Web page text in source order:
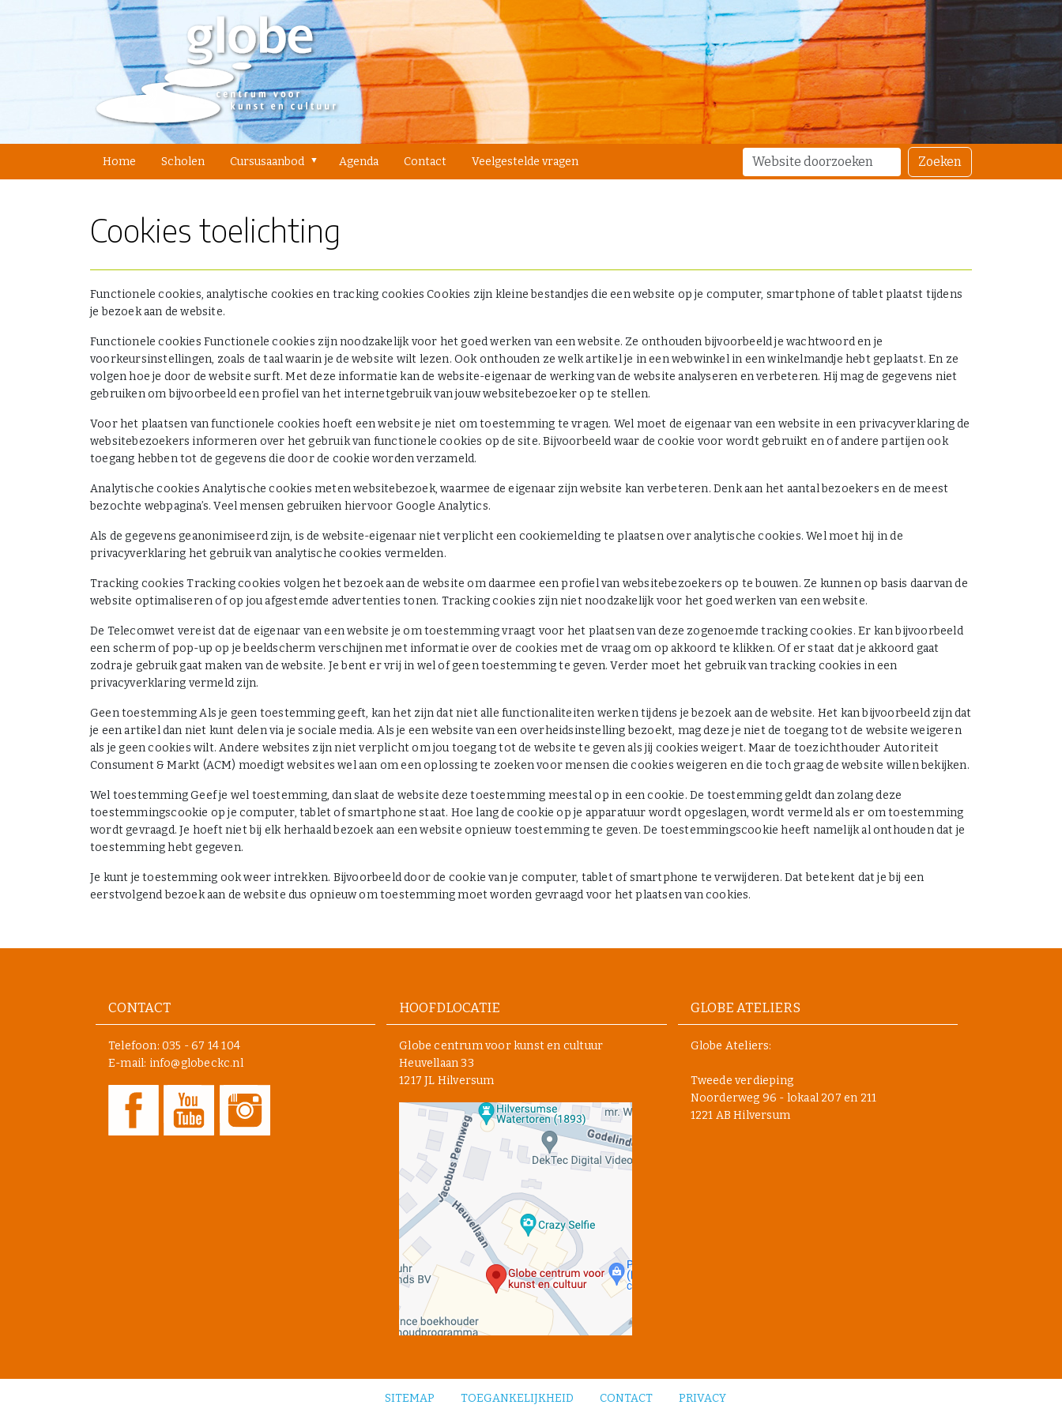
Home Scholen Cursusaanbod Agenda Contact Veelgestelde vragen
Zoek Zoeken
Geavanceerd
zoeken...
Cookies toelichting
Functionele cookies, analytische cookies en tracking cookies Cookies zijn kleine bestandjes die een website op je computer, smartphone of tablet plaatst tijdens
je bezoek aan de website.
Functionele cookies Functionele cookies zijn noodzakelijk voor het goed werken van een website. Ze onthouden bijvoorbeeld je wachtwoord en je
voorkeursinstellingen, zoals de taal waarin je de website wilt lezen. Ook onthouden ze welk artikel je in een webwinkel in een winkelmandje hebt geplaatst. En ze
volgen hoe je door de website surft. Met deze informatie kan de website-eigenaar de werking van de website analyseren en verbeteren. Hij mag de gegevens niet
gebruiken om bijvoorbeeld een profiel van het internetgebruik van jouw websitebezoeker op te stellen.
Voor het plaatsen van functionele cookies hoeft een website je niet om toestemming te vragen. Wel moet de eigenaar van een website in een privacyverklaring de
websitebezoekers informeren over het gebruik van functionele cookies op de site. Bijvoorbeeld waar de cookie voor wordt gebruikt en of andere partijen ook
toegang hebben tot de gegevens die door de cookie worden verzameld.
Analytische cookies Analytische cookies meten websitebezoek, waarmee de eigenaar zijn website kan verbeteren. Denk aan het aantal bezoekers en de meest
bezochte webpagina’s. Veel mensen gebruiken hiervoor Google Analytics.
Als de gegevens geanonimiseerd zijn, is de website-eigenaar niet verplicht een cookiemelding te plaatsen over analytische cookies. Wel moet hij in de
privacyverklaring het gebruik van analytische cookies vermelden.
Tracking cookies Tracking cookies volgen het bezoek aan de website om daarmee een profiel van websitebezoekers op te bouwen. Ze kunnen op basis daarvan de
website optimaliseren of op jou afgestemde advertenties tonen. Tracking cookies zijn niet noodzakelijk voor het goed werken van een website.
De Telecomwet vereist dat de eigenaar van een website je om toestemming vraagt voor het plaatsen van deze zogenoemde tracking cookies. Er kan bijvoorbeeld
een scherm of pop-up op je beeldscherm verschijnen met informatie over de cookies met de vraag om op akkoord te klikken. Of er staat dat je akkoord gaat
zodra je gebruik gaat maken van de website. Je bent er vrij in wel of geen toestemming te geven. Verder moet het gebruik van tracking cookies in een
privacyverklaring vermeld zijn.
Geen toestemming Als je geen toestemming geeft, kan het zijn dat niet alle functionaliteiten werken tijdens je bezoek aan de website. Het kan bijvoorbeeld zijn dat
je een artikel dan niet kunt delen via je sociale media. Als je een website van een overheidsinstelling bezoekt, mag deze je niet de toegang tot de website weigeren
als je geen cookies wilt. Andere websites zijn niet verplicht om jou toegang tot de website te geven als jij cookies weigert. Maar de toezichthouder Autoriteit
Consument & Markt (ACM) moedigt websites wel aan om een oplossing te zoeken voor mensen die cookies weigeren en die toch graag de website willen bekijken.
Wel toestemming Geef je wel toestemming, dan slaat de website deze toestemming meestal op in een cookie. De toestemming geldt dan zolang deze
toestemmingscookie op je computer, tablet of smartphone staat. Hoe lang de cookie op je apparatuur wordt opgeslagen, wordt vermeld als er om toestemming
wordt gevraagd. Je hoeft niet bij elk herhaald bezoek aan een website opnieuw toestemming te geven. De toestemmingscookie heeft namelijk al onthouden dat je
toestemming hebt gegeven.
Je kunt je toestemming ook weer intrekken. Bijvoorbeeld door de cookie van je computer, tablet of smartphone te verwijderen. Dat betekent dat je bij een
eerstvolgend bezoek aan de website dus opnieuw om toestemming moet worden gevraagd voor het plaatsen van cookies.
CONTACT
Telefoon: 035 - 67 14 104
E-mail: info@globeckc.nl
HOOFDLOCATIE
Globe centrum voor kunst en cultuur
Heuvellaan 33
1217 JL Hilversum
GLOBE ATELIERS
Globe Ateliers:
Tweede verdieping
Noorderweg 96 - lokaal 207 en 211
1221 AB Hilversum
SITEMAP TOEGANKELIJKHEID CONTACT PRIVACY